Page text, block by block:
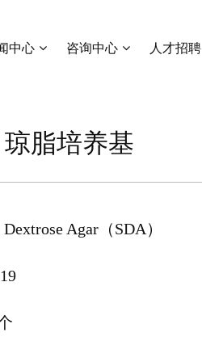
中心 咨询中心 人才招聘
脂培养基
Agar（SDA）